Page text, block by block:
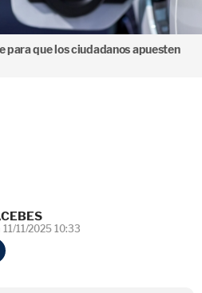
para que los ciudadanos apuesten
11/2025 10:33